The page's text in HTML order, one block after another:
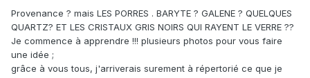
Provenance ? mais LES PORRES . BARYTE ? GALENE ? QUELQUES
QUARTZ? ET LES CRISTAUX GRIS NOIRS QUI RAYENT LE VERRE ??
Je commence à apprendre !!! plusieurs photos pour vous faire
une idée ;
grâce à vous tous, j'arriverais surement à répertorié ce que je